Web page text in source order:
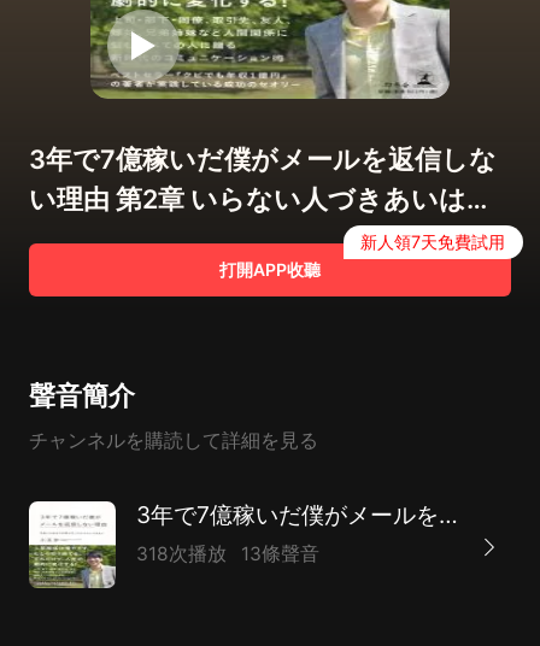
3年で7億稼いだ僕がメールを返信しな
い理由 第2章 いらない人づきあいは人
生の質を落とす【2】
打開APP收聽
新人領7天免費試用
聲音簡介
チャンネルを購読して詳細を見る
3年で7億稼いだ僕がメールを返信しない理由―自由とお金を引き寄せるこれからの人づきあい
318次播放 13條聲音